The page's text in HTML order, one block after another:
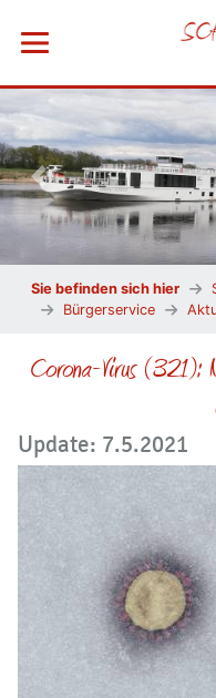
Menü öffnen
Vorheriges Bild
Sie befinden sich hier
Bürgerservice
Corona-Virus (321):
Update: 7.5.2021